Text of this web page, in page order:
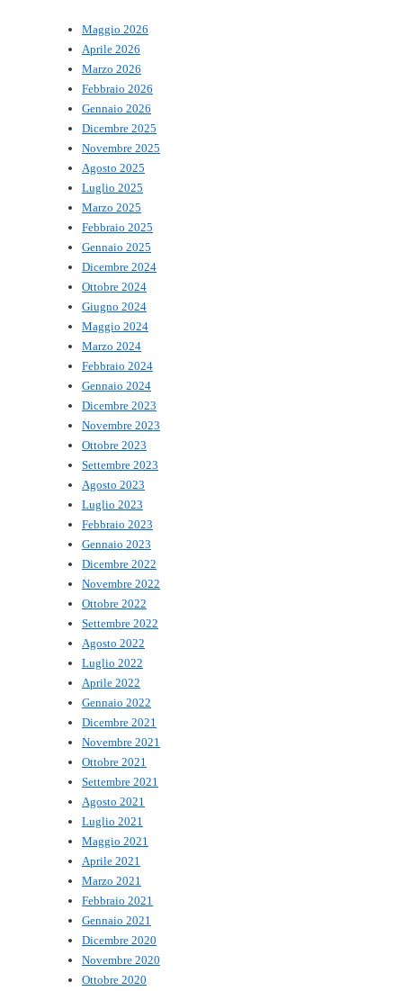
Maggio 2026
Aprile 2026
Marzo 2026
Febbraio 2026
Gennaio 2026
Dicembre 2025
Novembre 2025
Agosto 2025
Luglio 2025
Marzo 2025
Febbraio 2025
Gennaio 2025
Dicembre 2024
Ottobre 2024
Giugno 2024
Maggio 2024
Marzo 2024
Febbraio 2024
Gennaio 2024
Dicembre 2023
Novembre 2023
Ottobre 2023
Settembre 2023
Agosto 2023
Luglio 2023
Febbraio 2023
Gennaio 2023
Dicembre 2022
Novembre 2022
Ottobre 2022
Settembre 2022
Agosto 2022
Luglio 2022
Aprile 2022
Gennaio 2022
Dicembre 2021
Novembre 2021
Ottobre 2021
Settembre 2021
Agosto 2021
Luglio 2021
Maggio 2021
Aprile 2021
Marzo 2021
Febbraio 2021
Gennaio 2021
Dicembre 2020
Novembre 2020
Ottobre 2020